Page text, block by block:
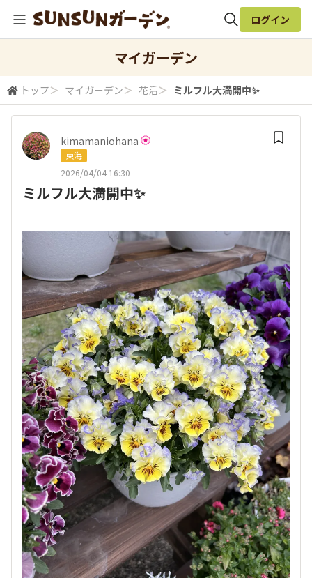
検索
ログイン
マイガーデン
トップ＞ マイガーデン＞ 花活＞ ミルフル大満開中✨
kimamaniohana
東海
2026/04/04 16:30
ミルフル大満開中✨